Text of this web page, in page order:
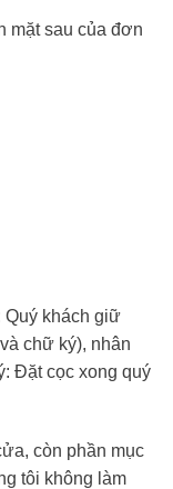
mặt sau của đơn
Quý khách giữ
chữ ký), nhân
Đặt cọc xong quý
còn phần mục
tôi không làm